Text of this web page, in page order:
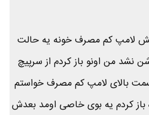
لامپ کم مصرف خونه یه حالت
نشد من اونو باز کردم از سرپیچ
بالای لامپ کم مصرف خواستم
باز کردم یه بوی خاصی اومد بعدش